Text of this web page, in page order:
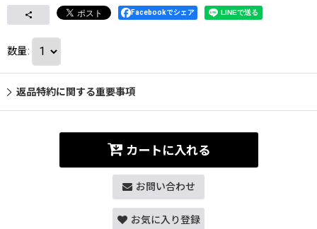
Facebookでシェア
数量:
返品特約に関する重要事項
カートに入れる
お問い合わせ
お気に入り登録